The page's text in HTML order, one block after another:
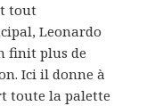
tout
Leonardo
finit plus de
Ici il donne à
toute la palette